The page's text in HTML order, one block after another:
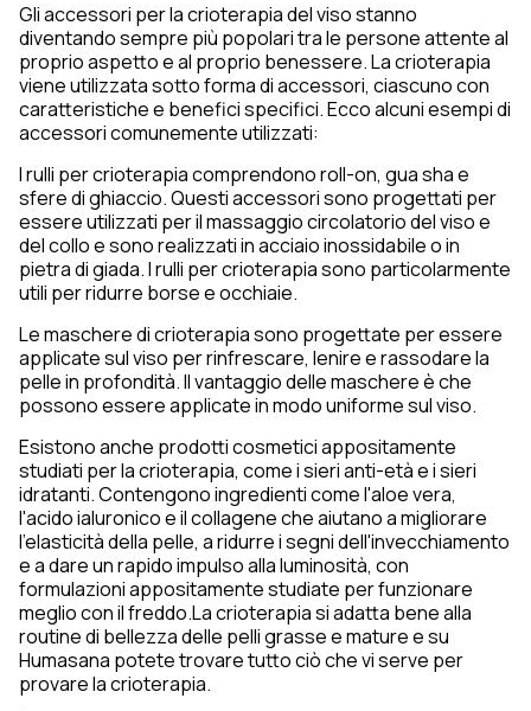
Gli accessori per la crioterapia del viso stanno
diventando sempre più popolari tra le persone attente al
proprio aspetto e al proprio benessere. La crioterapia
viene utilizzata sotto forma di accessori, ciascuno con
caratteristiche e benefici specifici. Ecco alcuni esempi di
accessori comunemente utilizzati:
I rulli per crioterapia comprendono roll-on, gua sha e
sfere di ghiaccio. Questi accessori sono progettati per
essere utilizzati per il massaggio circolatorio del viso e
del collo e sono realizzati in acciaio inossidabile o in
pietra di giada. I rulli per crioterapia sono particolarmente
utili per ridurre borse e occhiaie.
Le maschere di crioterapia sono progettate per essere
applicate sul viso per rinfrescare, lenire e rassodare la
pelle in profondità. Il vantaggio delle maschere è che
possono essere applicate in modo uniforme sul viso.
Esistono anche prodotti cosmetici appositamente
studiati per la crioterapia, come i sieri anti-età e i sieri
idratanti. Contengono ingredienti come l'aloe vera,
l'acido ialuronico e il collagene che aiutano a migliorare
l'elasticità della pelle, a ridurre i segni dell'invecchiamento
e a dare un rapido impulso alla luminosità, con
formulazioni appositamente studiate per funzionare
meglio con il freddo.La crioterapia si adatta bene alla
routine di bellezza delle pelli grasse e mature e su
Humasana potete trovare tutto ciò che vi serve per
provare la crioterapia.